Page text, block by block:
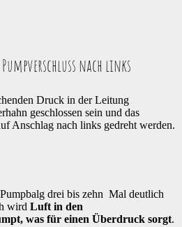
nach links
Druck in der Leitung
geschlossen sein und das
Anschlag nach links gedreht werden.
drei bis zehn Mal deutlich
wird Luft in den
was für einen Überdruck sorgt.